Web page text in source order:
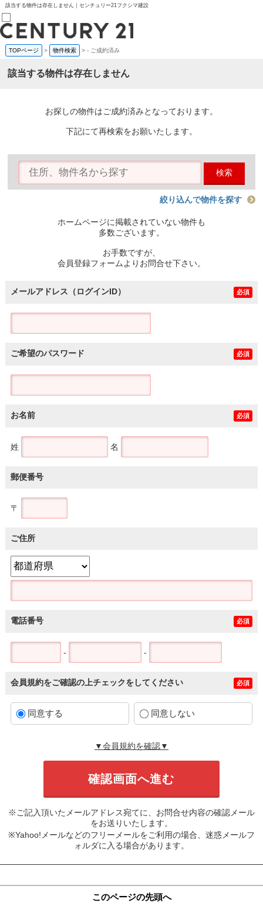
該当する物件は存在しません｜センチュリー21フクシマ建設
売買部
0120-800-844
賃貸部
会員メニュー
物件を探す
購入TOP
条件から探す
住宅ローン控除シミュレータ
TOPページ > 物件検索 >- ご成約済み
該当する物件は存在しません
お探しの物件はご成約済みとなっております。
下記にて再検索をお願いたします。
検索
絞り込んで物件を探す
ホームページに掲載されていない物件も
多数ございます。
お手数ですが、
会員登録フォームよりお問合せ下さい。
メールアドレス（ログインID） 必須
ご希望のパスワード 必須
お名前 必須
姓 名
郵便番号
〒
ご住所
電話番号 必須
- -
会員規約をご確認の上チェックをしてください 必須
同意する 同意しない
▼会員規約を確認▼
※ご記入頂いたメールアドレス宛てに、お問合せ内容の確認メール
をお送りいたします。
※Yahoo!メールなどのフリーメールをご利用の場合、迷惑メールフ
ォルダに入る場合があります。
このページの先頭へ